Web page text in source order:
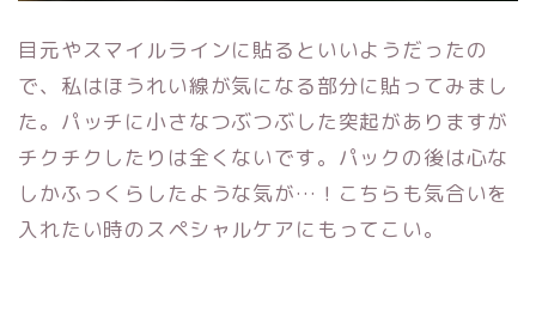
目元やスマイルラインに貼るといいようだったの
で、私はほうれい線が気になる部分に貼ってみまし
た。パッチに小さなつぶつぶした突起がありますが
チクチクしたりは全くないです。パックの後は心な
しかふっくらしたような気が…！こちらも気合いを
入れたい時のスペシャルケアにもってこい。